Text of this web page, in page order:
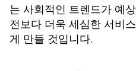
는 사회적인 트렌드가 예
전보다 더욱 세심한 서비
게 만들 것입니다.